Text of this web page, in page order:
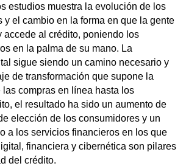
estudios muestra la evolución de los
y el cambio en la forma en que la gente
accede al crédito, poniendo los
en la palma de su mano. La
sigue siendo un camino necesario y
de transformación que supone la
compras en línea hasta los
el resultado ha sido un aumento de
elección de los consumidores y un
a los servicios financieros en los que
financiera y cibernética son pilares
del crédito.